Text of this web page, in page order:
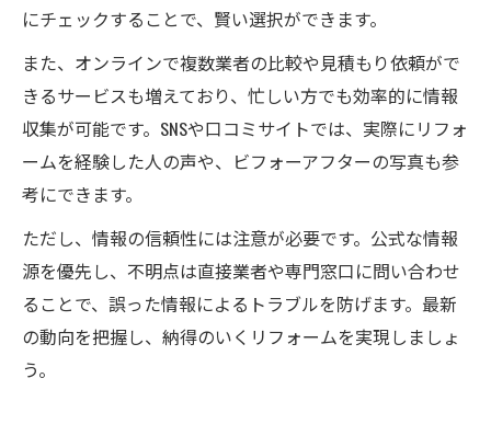
にチェックすることで、賢い選択ができます。
また、オンラインで複数業者の比較や見積もり依頼がで
きるサービスも増えており、忙しい方でも効率的に情報
収集が可能です。SNSや口コミサイトでは、実際にリフォ
ームを経験した人の声や、ビフォーアフターの写真も参
考にできます。
ただし、情報の信頼性には注意が必要です。公式な情報
源を優先し、不明点は直接業者や専門窓口に問い合わせ
ることで、誤った情報によるトラブルを防げます。最新
の動向を把握し、納得のいくリフォームを実現しましょ
う。